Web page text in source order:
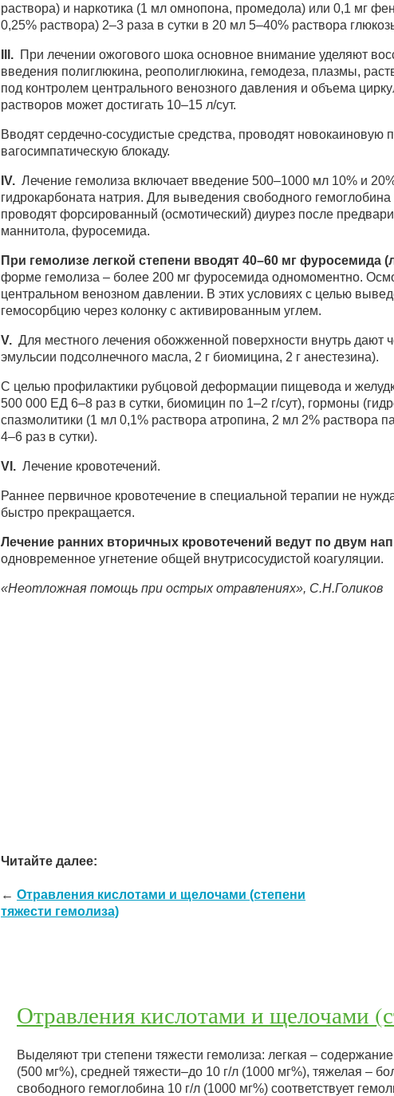
раствора) и наркотика (1 мл омнопона, промедола) или 0,1 мг
0,25% раствора) 2–3 раза в сутки в 20 мл 5–40% раствора
III. При лечении ожогового шока основное внимание уделяют
введения полиглюкина, реополиглюкина, гемодеза, плазмы,
под контролем центрального венозного давления и объема
растворов может достигать 10–15 л/сут.
Вводят сердечно-сосудистые средства, проводят
вагосимпатическую блокаду.
IV. Лечение гемолиза включает введение 500–1000 мл 10% и
гидрокарбоната натрия. Для выведения свободного
проводят форсированный (осмотический) диурез после
маннитола, фуросемида.
При гемолизе легкой степени вводят 40–60 мг фуросемида
форме гемолиза – более 200 мг фуросемида одномоментно.
центральном венозном давлении. В этих условиях с целью
гемосорбцию через колонку с активированным углем.
V. Для местного лечения обожженной поверхности внутрь
эмульсии подсолнечного масла, 2 г биомицина, 2 г анестезина).
С целью профилактики рубцовой деформации пищевода и
500 000 ЕД 6–8 раз в сутки, биомицин по 1–2 г/сут), гормоны
спазмолитики (1 мл 0,1% раствора атропина, 2 мл 2% раствора
4–6 раз в сутки).
VI. Лечение кровотечений.
Раннее первичное кровотечение в специальной терапии не
быстро прекращается.
Лечение ранних вторичных кровотечений ведут по двум
одновременное угнетение общей внутрисосудистой коагуляции.
«Неотложная помощь при острых отравлениях», С.Н.Голиков
Читайте далее:
← Отравления кислотами и щелочами (степени
тяжести гемолиза)
Отравления кислотами и щелочами
Выделяют три степени тяжести гемолиза: легкая –
(500 мг%), средней тяжести–до 10 г/л (1000 мг%), тяжелая –
свободного гемоглобина 10 г/л (1000 мг%) соответствует